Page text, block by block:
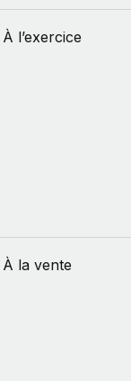
À l’exercice
À la vente